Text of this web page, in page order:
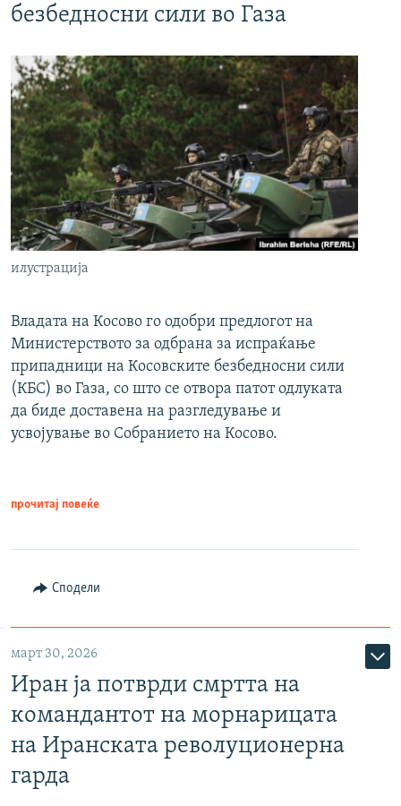
безбедносни сили во Газа
илустрација
Владата на Косово го одобри предлогот на
Министерството за одбрана за испраќање
припадници на Косовските безбедносни сили
(КБС) во Газа, со што се отвора патот одлуката
да биде доставена на разгледување и
усвојување во Собранието на Косово.
прочитај повеќе
Сподели
март 30, 2026
Иран ја потврди смртта на
командантот на морнарицата
на Иранската револуционерна
гарда